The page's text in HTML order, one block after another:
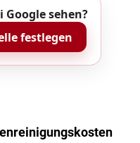
sehen?
festlegen